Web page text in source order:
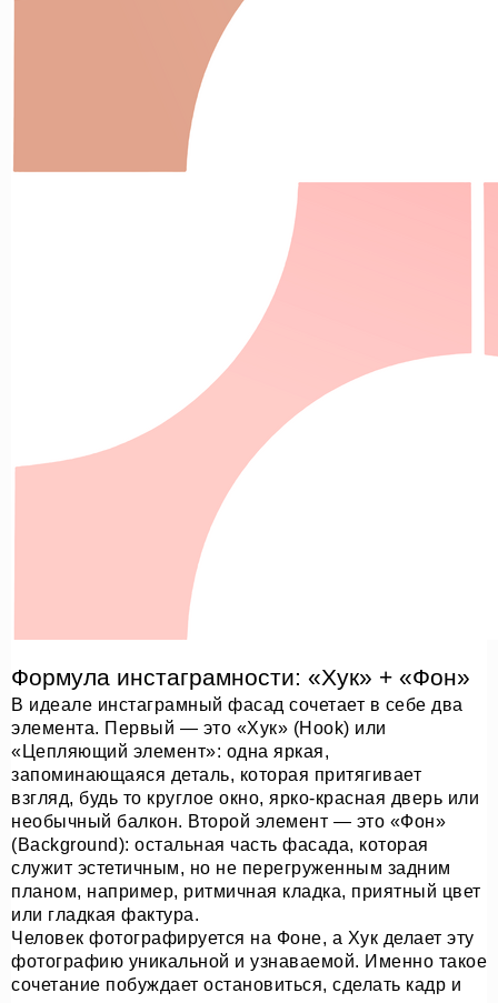
Формула инстаграмности: «Хук» + «Фон»
В идеале инстаграмный фасад сочетает в себе два
элемента. Первый — это «Хук» (Hook) или
«Цепляющий элемент»: одна яркая,
запоминающаяся деталь, которая притягивает
взгляд, будь то круглое окно, ярко-красная дверь или
необычный балкон. Второй элемент — это «Фон»
(Background): остальная часть фасада, которая
служит эстетичным, но не перегруженным задним
планом, например, ритмичная кладка, приятный цвет
или гладкая фактура.
Человек фотографируется на Фоне, а Хук делает эту
фотографию уникальной и узнаваемой. Именно такое
сочетание побуждает остановиться, сделать кадр и